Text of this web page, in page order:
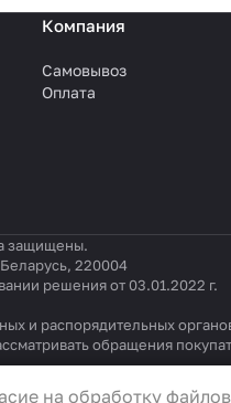
Компания
Самовывоз
Оплата
защищены.
220004
решения от 03.01.2022 г.
и распорядительных
обращения
Беларусь 541404 от
на обработку